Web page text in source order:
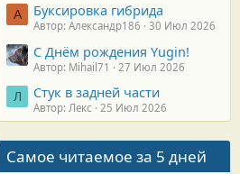
А Буксировка гибрида
Автор: Александр186 30 Июл 2026
С Днём рождения Yugin!
Автор: Mihail71 27 Июл 2026
Л Стук в задней части
Автор: Лекс 25 Июл 2026
Самое читаемое за 5 дней